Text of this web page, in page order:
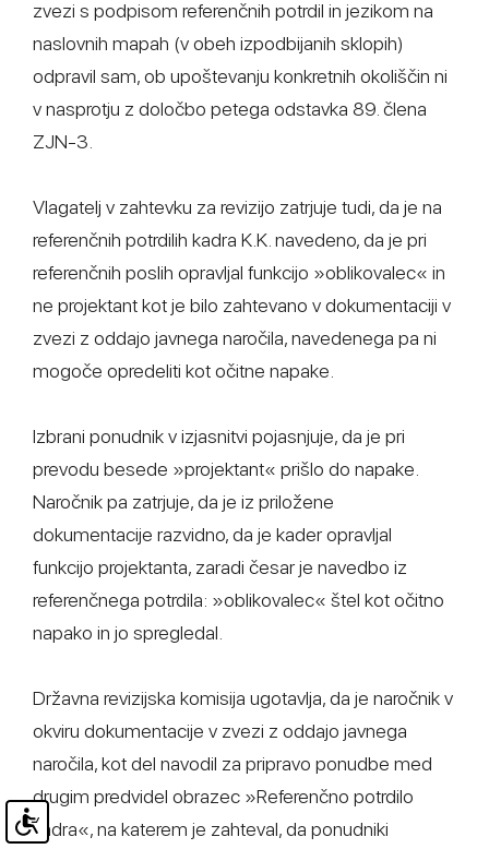
zvezi s podpisom referenčnih potrdil in jezikom na
naslovnih mapah (v obeh izpodbijanih sklopih)
odpravil sam, ob upoštevanju konkretnih okoliščin ni
v nasprotju z določbo petega odstavka 89. člena
ZJN-3.
Vlagatelj v zahtevku za revizijo zatrjuje tudi, da je na
referenčnih potrdilih kadra K.K. navedeno, da je pri
referenčnih poslih opravljal funkcijo »oblikovalec« in
ne projektant kot je bilo zahtevano v dokumentaciji v
zvezi z oddajo javnega naročila, navedenega pa ni
mogoče opredeliti kot očitne napake.
Izbrani ponudnik v izjasnitvi pojasnjuje, da je pri
prevodu besede »projektant« prišlo do napake.
Naročnik pa zatrjuje, da je iz priložene
dokumentacije razvidno, da je kader opravljal
funkcijo projektanta, zaradi česar je navedbo iz
referenčnega potrdila: »oblikovalec« štel kot očitno
napako in jo spregledal.
Državna revizijska komisija ugotavlja, da je naročnik v
okviru dokumentacije v zvezi z oddajo javnega
naročila, kot del navodil za pripravo ponudbe med
drugim predvidel obrazec »Referenčno potrdilo
kadra«, na katerem je zahteval, da ponudniki